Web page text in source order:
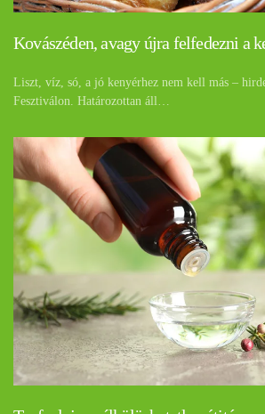
Kovászéden, avagy újra felfedezni a
Liszt, víz, só, a jó kenyérhez nem kell más –
Fesztiválon. Határozottan áll…